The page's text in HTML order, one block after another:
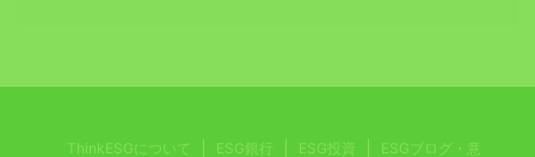
ThinkESGについて ESG銀行 ESG投資 ESGブログ・意